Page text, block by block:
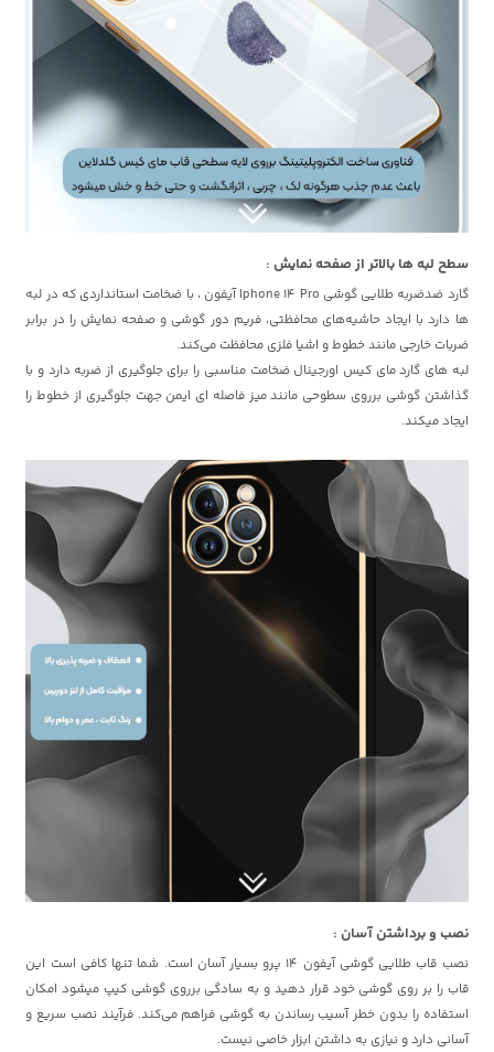
سطح لبه ها بالاتر از صفحه نمایش :
گارد ضدضربه طلایی گوشی Iphone 14 Pro آیفون ، با ضخامت استانداردی که در لبه
ها دارد با ایجاد حاشیه‌های محافظتی، فریم دور گوشی و صفحه نمایش را در برابر
ضربات خارجی مانند خطوط و اشیا فلزی محافظت می‌کند.
لبه های گارد مای کیس اورجینال ضخامت مناسبی را برای جلوگیری از ضربه دارد و با
گذاشتن گوشی برروی سطوحی مانند میز فاصله ای ایمن جهت جلوگیری از خطوط را
ایجاد میکند.
نصب و برداشتن آسان :
نصب قاب طلایی گوشی آیفون 14 پرو بسیار آسان است. شما تنها کافی است این
قاب را بر روی گوشی خود قرار دهید و به سادگی برروی گوشی کیپ میشود امکان
استفاده را بدون خطر آسیب رساندن به گوشی فراهم می‌کند. فرآیند نصب سریع و
آسانی دارد و نیازی به داشتن ابزار خاصی نیست.